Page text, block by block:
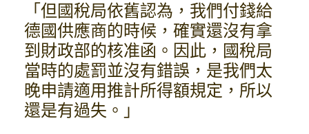
「但國稅局依舊認為，我們付錢給
德國供應商的時候，確實還沒有拿
到財政部的核准函。因此，國稅局
當時的處罰並沒有錯誤，是我們太
晚申請適用推計所得額規定，所以
還是有過失。」